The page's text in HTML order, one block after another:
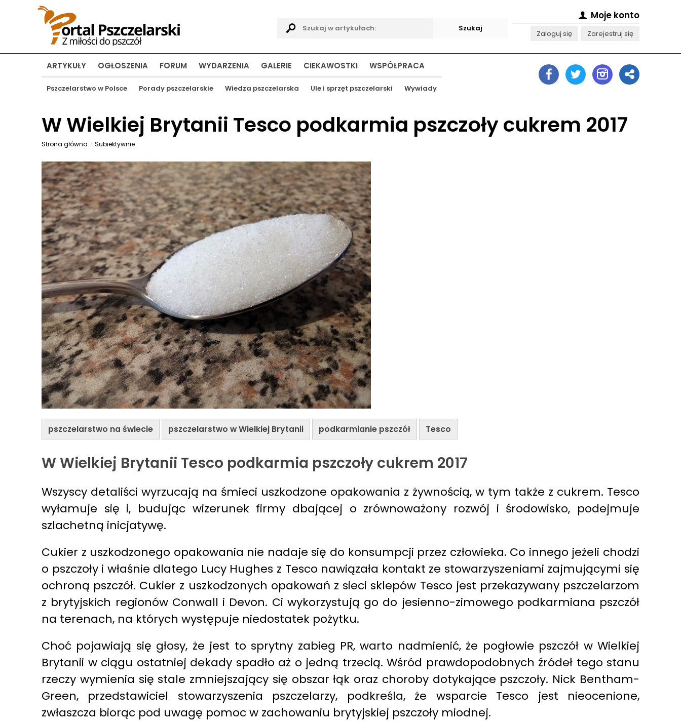
Moje konto
Zaloguj się Zarejestruj się
ARTYKUŁY
Pszczelarstwo w Polsce Porady pszczelarskie Wiedza pszczelarska Ule i sprzęt pszczelarski Wywiady
OGŁOSZENIA FORUM WYDARZENIA GALERIE CIEKAWOSTKI WSPÓŁPRACA
W Wielkiej Brytanii Tesco podkarmia pszczoły cukrem 2017
Strona główna Subiektywnie
pszczelarstwo na świecie pszczelarstwo w Wielkiej Brytanii podkarmianie pszczół Tesco
W Wielkiej Brytanii Tesco podkarmia pszczoły cukrem 2017
Wszyscy detaliści wyrzucają na śmieci uszkodzone opakowania z żywnością, w tym także z cukrem. Tesco
wyłamuje się i, budując wizerunek firmy dbającej o zrównoważony rozwój i środowisko, podejmuje
szlachetną inicjatywę.
Cukier z uszkodzonego opakowania nie nadaje się do konsumpcji przez człowieka. Co innego jeżeli chodzi
o pszczoły i właśnie dlatego Lucy Hughes z Tesco nawiązała kontakt ze stowarzyszeniami zajmującymi się
ochroną pszczół. Cukier z uszkodzonych opakowań z sieci sklepów Tesco jest przekazywany pszczelarzom
z brytyjskich regionów Conwall i Devon. Ci wykorzystują go do jesienno-zimowego podkarmiana pszczół
na terenach, na których występuje niedostatek pożytku.
Choć pojawiają się głosy, że jest to sprytny zabieg PR, warto nadmienić, że pogłowie pszczół w Wielkiej
Brytanii w ciągu ostatniej dekady spadło aż o jedną trzecią. Wśród prawdopodobnych źródeł tego stanu
rzeczy wymienia się stale zmniejszający się obszar łąk oraz choroby dotykające pszczoły. Nick Bentham-
Green, przedstawiciel stowarzyszenia pszczelarzy, podkreśla, że wsparcie Tesco jest nieocenione,
zwłaszcza biorąc pod uwagę pomoc w zachowaniu brytyjskiej pszczoły miodnej.